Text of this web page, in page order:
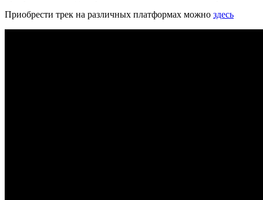
Приобрести трек на различных платформах можно здесь